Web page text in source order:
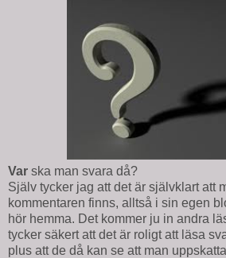
Var ska man svara då?
Själv tycker jag att det är självklart att
kommentaren finns, alltså i sin egen
hör hemma. Det kommer ju in andra
tycker säkert att det är roligt att läsa
plus att de då kan se att man